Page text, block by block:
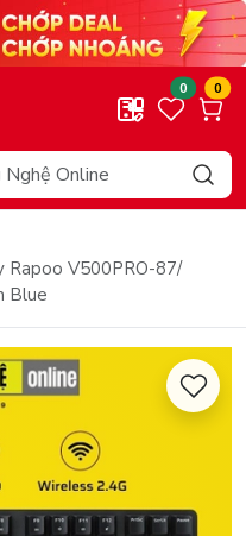
0 0
Rapoo V500PRO-87/
Blue